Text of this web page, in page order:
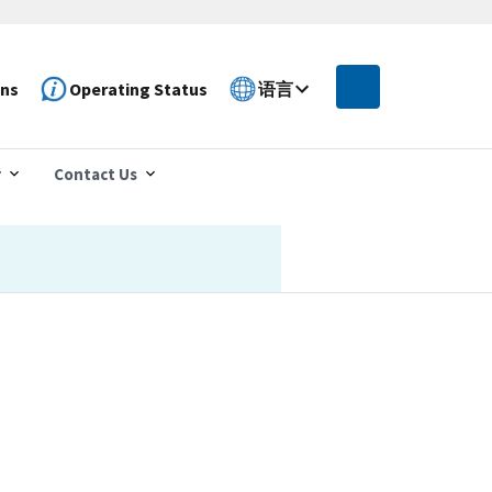
Operating Status 语言
Contact Us